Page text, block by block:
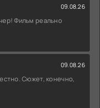
09.08.26
Фильм реально
09.08.26
Сюжет, конечно,